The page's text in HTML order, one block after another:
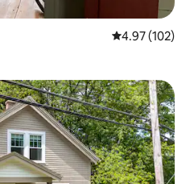
औसत रेटिंग 5 में से
4.97 (102)